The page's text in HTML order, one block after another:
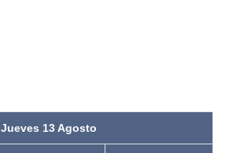
Jueves 13 Agosto